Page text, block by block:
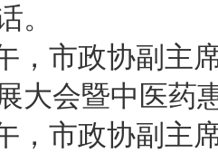
。
，市政协副主
大会暨中医药
，市政协副主